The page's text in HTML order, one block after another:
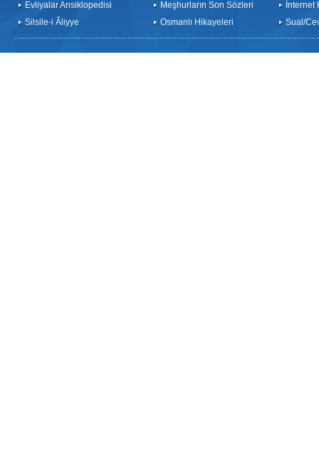
Evliyalar Ansiklopedisi
Silsile-i Âliyye
Meşhurların Son Sözleri
Osmanlı Hikayeleri
İnternet
Sual/